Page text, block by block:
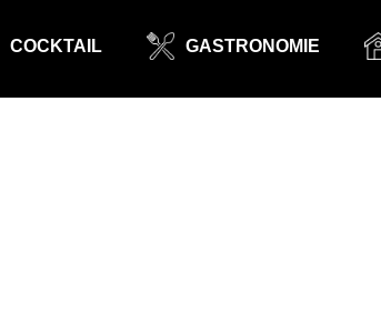
COCKTAIL GASTRONOMIE